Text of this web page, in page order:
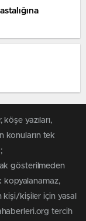
yazıları,
konuların tek
gösterilmeden
kopyalanamaz,
kişi/kişiler için yasal
tercih